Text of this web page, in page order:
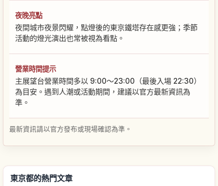
夜晚亮點
夜間城市夜景閃耀，點燈後的東京鐵塔存在感更強；季節
活動的燈光演出也常被視為看點。
營業時間提示
主展望台營業時間多以 9:00～23:00（最後入場 22:30）
為目安。遇到人潮或活動期間，建議以官方最新資訊為
準。
最新資訊請以官方發布或現場確認為準。
東京都的熱門文章